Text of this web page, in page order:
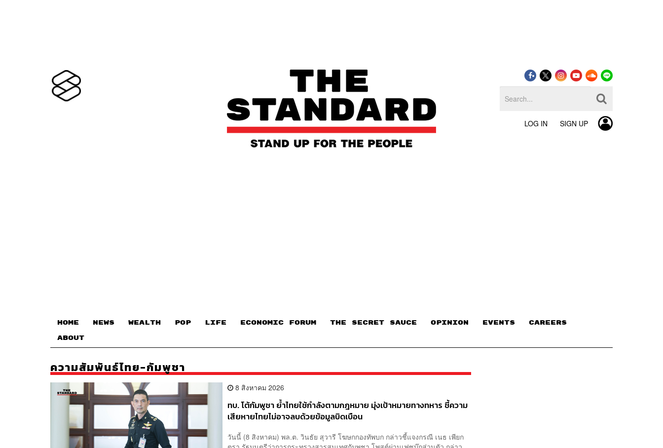
LOG IN SIGN UP
HOME NEWS WEALTH POP LIFE ECONOMIC FORUM THE SECRET SAUCE​ OPINION EVENTS CAREERS
ABOUT
ความสัมพันธ์ไทย-กัมพูชา
8 สิงหาคม 2026
ทบ. โต้กัมพูชา ย้ำไทยใช้กำลังตามกฎหมาย มุ่งเป้าหมายทางทหาร ชี้ความ
เสียหายไทยไม่อาจลบด้วยข้อมูลบิดเบือน
วันนี้ (8 สิงหาคม) พล.ต. วินธัย สุวารี โฆษกกองทัพบก กล่าวชี้แจงกรณี เนธ เพียก